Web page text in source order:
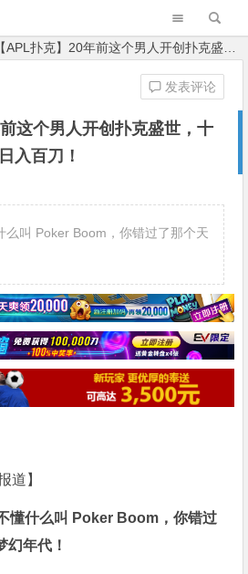
【APL扑克】20年前这个男人开创扑克盛世，十几岁的小朋友都能日入百刀！
这个男人开创扑克盛世，十
入百刀！
发表评论
么叫 Poker Boom，你错过了那个天
道】
懂什么叫 Poker Boom，你错过
幻年代！